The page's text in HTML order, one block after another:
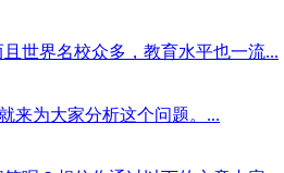
世界名校众多，教育水平也一流...
来为大家分析这个问题。...